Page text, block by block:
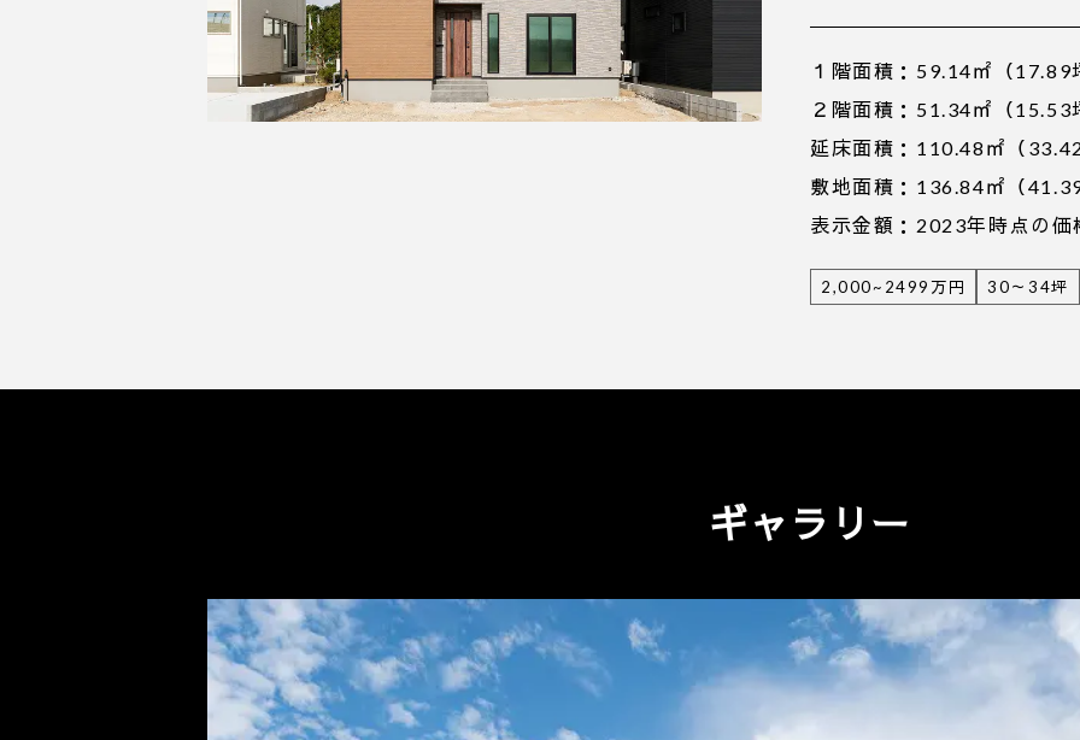
１階面積：59.14㎡（17.89
２階面積：51.34㎡（15.53
延床面積：110.48㎡（
敷地面積：136.84㎡（
表示金額：2023年時点の価
2,000~2499万円 30～34坪
ギャラリー